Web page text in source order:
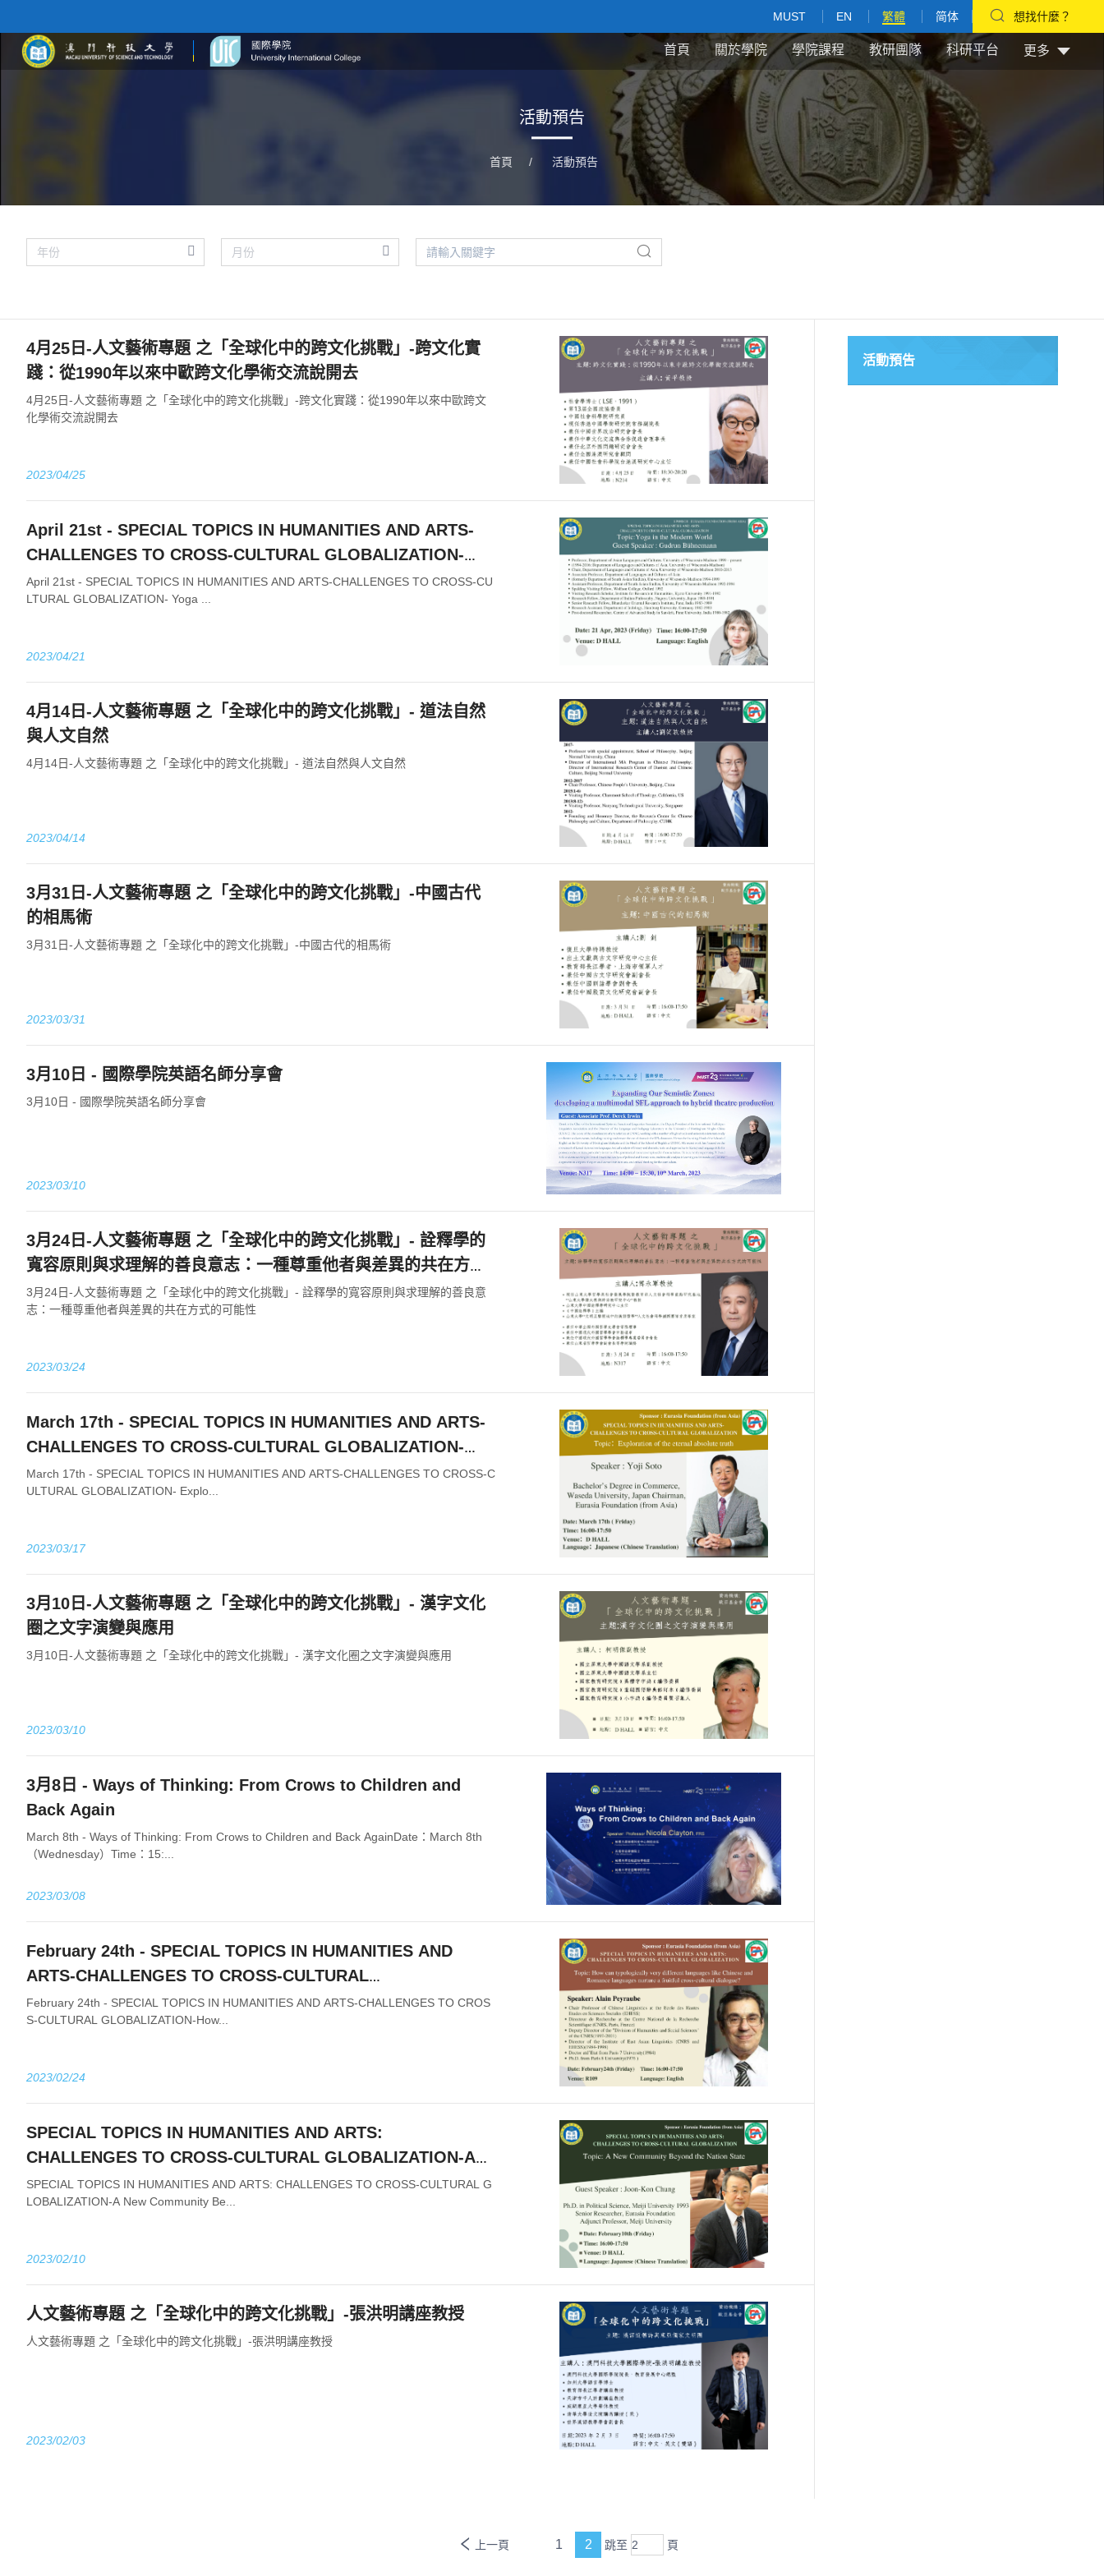
MUST EN 繁體 简体 想找什麼？
首頁 關於學院 學院課程 教研團隊 科研平台 更多
活動預告
首頁 / 活動預告
4月25日-人文藝術專題 之「全球化中的跨文化挑戰」-跨文化實
踐：從1990年以來中歐跨文化學術交流說開去
4月25日-人文藝術專題 之「全球化中的跨文化挑戰」-跨文化實踐：從1990年以來中歐跨文
化學術交流說開去
2023/04/25
April 21st - SPECIAL TOPICS IN HUMANITIES AND ARTS-
CHALLENGES TO CROSS-CULTURAL GLOBALIZATION-
Yoga in the Modern World
April 21st - SPECIAL TOPICS IN HUMANITIES AND ARTS-CHALLENGES TO CROSS-CU
LTURAL GLOBALIZATION- Yoga ...
2023/04/21
4月14日-人文藝術專題 之「全球化中的跨文化挑戰」- 道法自然
與人文自然
4月14日-人文藝術專題 之「全球化中的跨文化挑戰」- 道法自然與人文自然
2023/04/14
3月31日-人文藝術專題 之「全球化中的跨文化挑戰」-中國古代
的相馬術
3月31日-人文藝術專題 之「全球化中的跨文化挑戰」-中國古代的相馬術
2023/03/31
3月10日 - 國際學院英語名師分享會
3月10日 - 國際學院英語名師分享會
2023/03/10
3月24日-人文藝術專題 之「全球化中的跨文化挑戰」- 詮釋學的
寬容原則與求理解的善良意志：一種尊重他者與差異的共在方式
的可能性
3月24日-人文藝術專題 之「全球化中的跨文化挑戰」- 詮釋學的寬容原則與求理解的善良意
志：一種尊重他者與差異的共在方式的可能性
2023/03/24
March 17th - SPECIAL TOPICS IN HUMANITIES AND ARTS-
CHALLENGES TO CROSS-CULTURAL GLOBALIZATION-
Exploration of the eternal absolute truth
March 17th - SPECIAL TOPICS IN HUMANITIES AND ARTS-CHALLENGES TO CROSS-C
ULTURAL GLOBALIZATION- Explo...
2023/03/17
3月10日-人文藝術專題 之「全球化中的跨文化挑戰」- 漢字文化
圈之文字演變與應用
3月10日-人文藝術專題 之「全球化中的跨文化挑戰」- 漢字文化圈之文字演變與應用
2023/03/10
3月8日 - Ways of Thinking: From Crows to Children and
Back Again
March 8th - Ways of Thinking: From Crows to Children and Back AgainDate：March 8th
（Wednesday）Time：15:...
2023/03/08
February 24th - SPECIAL TOPICS IN HUMANITIES AND
ARTS-CHALLENGES TO CROSS-CULTURAL
GLOBALIZATION-How can typologically very different
languages like Chinese and Romance languages nurture a
February 24th - SPECIAL TOPICS IN HUMANITIES AND ARTS-CHALLENGES TO CROS
S-CULTURAL GLOBALIZATION-How...
2023/02/24
SPECIAL TOPICS IN HUMANITIES AND ARTS:
CHALLENGES TO CROSS-CULTURAL GLOBALIZATION-A
New Community Beyond the Nation State
SPECIAL TOPICS IN HUMANITIES AND ARTS: CHALLENGES TO CROSS-CULTURAL G
LOBALIZATION-A New Community Be...
2023/02/10
人文藝術專題 之「全球化中的跨文化挑戰」-張洪明講座教授
人文藝術專題 之「全球化中的跨文化挑戰」-張洪明講座教授
2023/02/03
活動預告
上一頁 1 2 跳至 頁